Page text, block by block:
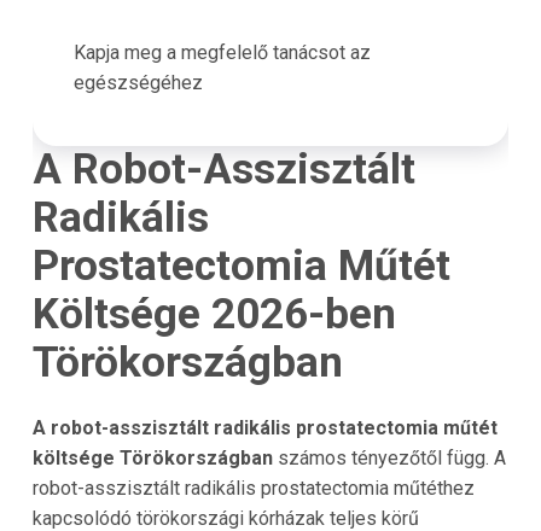
Kapja meg a megfelelő tanácsot az
egészségéhez
A Robot-Asszisztált
Radikális
Prostatectomia Műtét
Költsége 2026-ben
Törökországban
A robot-asszisztált radikális prostatectomia műtét
költsége Törökországbanszámos tényezőtől függ. A
robot-asszisztált radikális prostatectomia műtéthez
kapcsolódó törökországi kórházak teljes körű